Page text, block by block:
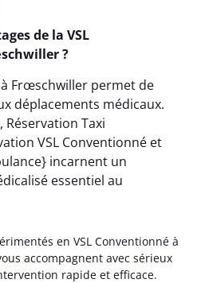
de la VSL
?
à Frœschwiller permet de
déplacements médicaux.
Réservation Taxi
VSL Conventionné et
incarnent un
essentiel au
en VSL Conventionné à
accompagnent avec sérieux
rapide et efficace.